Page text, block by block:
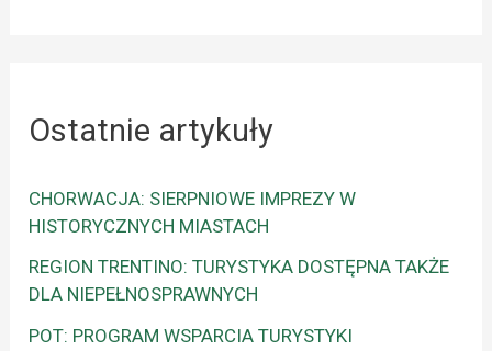
Ostatnie artykuły
CHORWACJA: SIERPNIOWE IMPREZY W
HISTORYCZNYCH MIASTACH
REGION TRENTINO: TURYSTYKA DOSTĘPNA TAKŻE
DLA NIEPEŁNOSPRAWNYCH
POT: PROGRAM WSPARCIA TURYSTYKI